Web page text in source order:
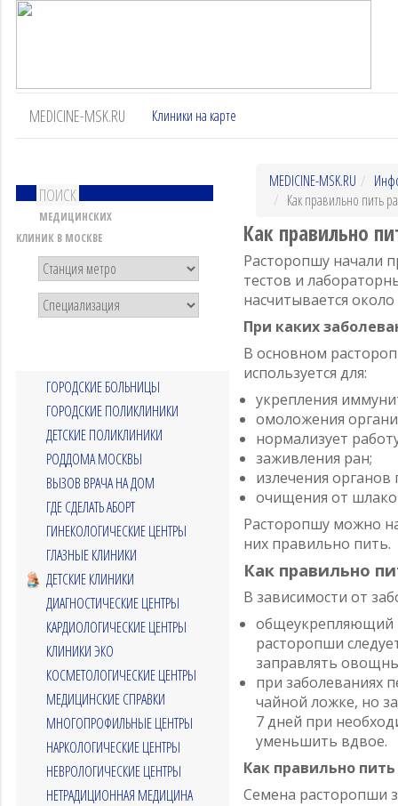
MEDICINE-MSK.RU Клиники на карте
MEDICINE-MSK.RU
Как правильно пить
Как правильно
Расторопшу начали
тестов и
насчитывается
При каких
В основном
используется для:
укрепления
омоложения
нормализует
заживления ран;
излечения
очищения от
Расторопшу можно
них правильно пить.
Как правильно
В зависимости от
общеукрепляющий
расторопши
заправлять
при заболеваниях
чайной ложке, но
7 дней при
уменьшить вдвое.
Как правильно
Семена расторопши
ПОИСК
МЕДИЦИНСКИХ
КЛИНИК В МОСКВЕ
ГОРОДСКИЕ БОЛЬНИЦЫ
ГОРОДСКИЕ ПОЛИКЛИНИКИ
ДЕТСКИЕ ПОЛИКЛИНИКИ
РОДДОМА МОСКВЫ
ВЫЗОВ ВРАЧА НА ДОМ
ГДЕ СДЕЛАТЬ АБОРТ
ГИНЕКОЛОГИЧЕСКИЕ ЦЕНТРЫ
ГЛАЗНЫЕ КЛИНИКИ
ДЕТСКИЕ КЛИНИКИ
ДИАГНОСТИЧЕСКИЕ ЦЕНТРЫ
КАРДИОЛОГИЧЕСКИЕ ЦЕНТРЫ
КЛИНИКИ ЭКО
КОСМЕТОЛОГИЧЕСКИЕ ЦЕНТРЫ
МЕДИЦИНСКИЕ СПРАВКИ
МНОГОПРОФИЛЬНЫЕ ЦЕНТРЫ
НАРКОЛОГИЧЕСКИЕ ЦЕНТРЫ
НЕВРОЛОГИЧЕСКИЕ ЦЕНТРЫ
НЕТРАДИЦИОННАЯ МЕДИЦИНА